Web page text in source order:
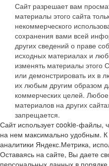
Сайт разрешает вам
материалы этого сайта
некоммерческого
сохранения вами всей
других сведений о праве
исходных материалах и
изменять материалы этого
или демонстрировать их в
их любым другим образом
коммерческих целей.
материалов на других
запрещается.
Сайт использует cookie-файлы,
на нем максимально удобным. К
аналитики Яндекс.Метрика,
Оставаясь на сайте, Вы даете
персональных данных в